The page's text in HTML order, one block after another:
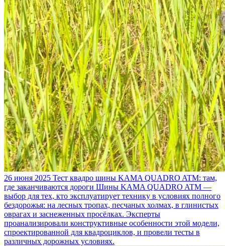
26 июня 2025 Тест квадро шины KAMA QUADRO ATM: там,
где заканчиваются дороги Шины KAMA QUADRO ATM —
выбор для тех, кто эксплуатирует технику в условиях полного
бездорожья: на лесных тропах, песчаных холмах, в глинистых
оврагах и заснеженных просёлках. Эксперты
проанализировали конструктивные особенности этой модели,
спроектированной для квадроциклов, и провели тесты в
различных дорожных условиях.